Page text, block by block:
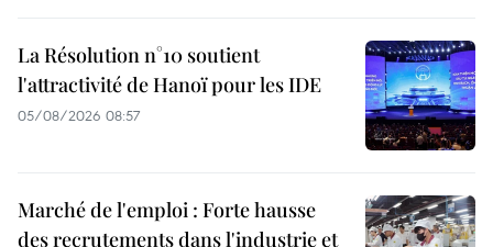
La Résolution n°10 soutient
l'attractivité de Hanoï pour les IDE
05/08/2026 08:57
Marché de l'emploi : Forte hausse
des recrutements dans l'industrie et